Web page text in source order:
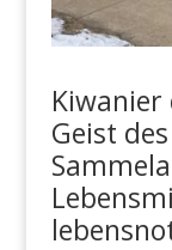
Kiwanier
Geist